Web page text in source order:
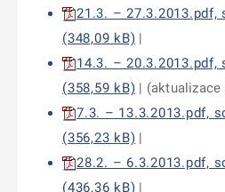
21.3. – 27.3.2013.pdf,
(348,09 kB) |
14.3. – 20.3.2013.pdf,
(358,59 kB) | (aktualizace
7.3. – 13.3.2013.pdf,
(356,23 kB) |
28.2. – 6.3.2013.pdf,
(436,36 kB) |